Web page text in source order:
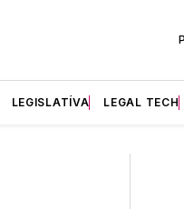
LEGISLATÍVA LEGAL TECH